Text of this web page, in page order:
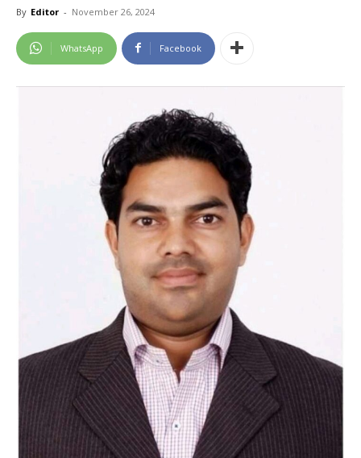
By Editor - November 26, 2024
WhatsApp Facebook